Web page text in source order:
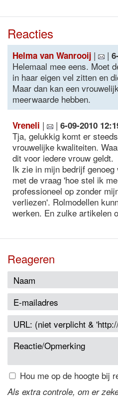
Reacties
Helma van Wanrooij | |
Helemaal mee eens. Moet
in haar eigen vel zitten en
Maar dan kan een
meerwaarde hebben.
Vreneli | | 6-09-2010
Tja, gelukkig komt er
vrouwelijke kwaliteiten.
dit voor iedere vrouw geldt.
Ik zie in mijn bedrijf
met de vraag 'hoe stel ik
professioneel op zonder
verliezen'. Rolmodellen
werken. En zulke artikelen
Reageren
Hou me op de hoogte bij
Als extra controle, om er